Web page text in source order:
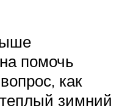
помочь
как
зимний